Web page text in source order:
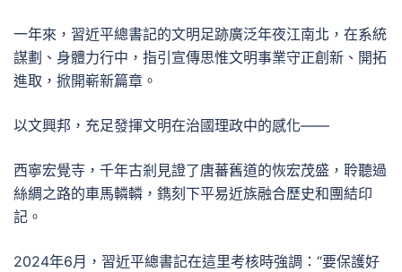
一年來，習近平總書記的文明足跡廣泛年夜江南北，在系統
謀劃、身體力行中，指引宣傳思惟文明事業守正創新、開拓
進取，掀開嶄新篇章。
以文興邦，充足發揮文明在治國理政中的感化——
西寧宏覺寺，千年古剎見證了唐蕃舊道的恢宏茂盛，聆聽過
絲綢之路的車馬轔轔，鐫刻下平易近族融合歷史和團結印
記。
2024年6月，習近平總書記在這里考核時強調：“要保護好